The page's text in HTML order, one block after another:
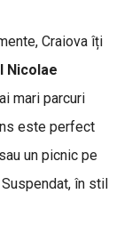
Craiova îți
Nicolae
mari parcuri
este perfect
un picnic pe
în stil